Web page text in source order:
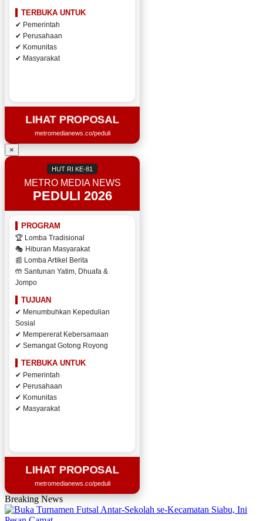
TERBUKA UNTUK
✔ Pemerintah
✔ Perusahaan
✔ Komunitas
✔ Masyarakat
LIHAT PROPOSAL
metromedianews.co/peduli
×
HUT RI KE-81
METRO MEDIA NEWS
PEDULI 2026
PROGRAM
🏆 Lomba Tradisional
🎭 Hiburan Masyarakat
📰 Lomba Artikel Berita
🤲 Santunan Yatim, Dhuafa &
Jompo
TUJUAN
✔ Menumbuhkan Kepedulian
Sosial
✔ Mempererat Kebersamaan
✔ Semangat Gotong Royong
TERBUKA UNTUK
✔ Pemerintah
✔ Perusahaan
✔ Komunitas
✔ Masyarakat
LIHAT PROPOSAL
metromedianews.co/peduli
Breaking News